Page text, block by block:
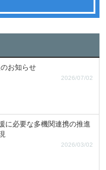
お知らせ
2026/07/02
に必要な多機関連携の推進
2026/03/02